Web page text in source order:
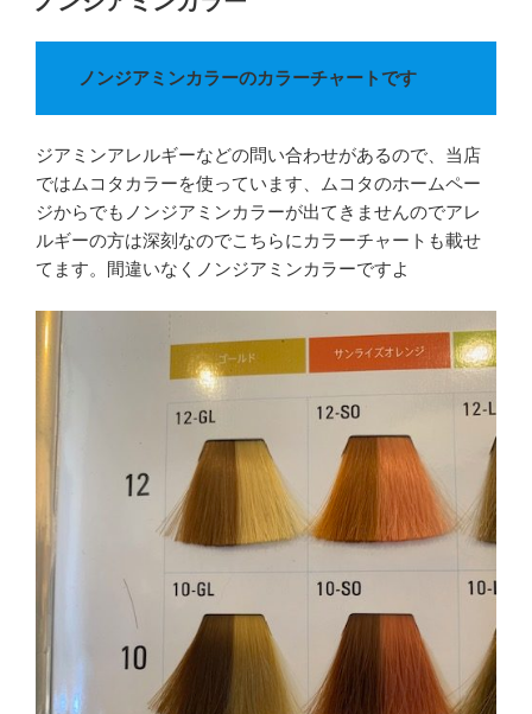
o
e
日:
ノンジアミンカラーのカラーチャートです
ジアミンアレルギーなどの問い合わせがあるので、当店
ではムコタカラーを使っています、ムコタのホームペー
ジからでもノンジアミンカラーが出てきませんのでアレ
ルギーの方は深刻なのでこちらにカラーチャートも載せ
てます。間違いなくノンジアミンカラーですよ